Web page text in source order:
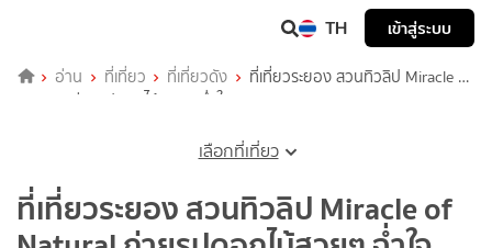
TH เข้าสู่ระบบ
อ่าน ที่เที่ยว ที่เที่ยวดัง
ที่เที่ยวระยอง สวนทิวลิป Miracle of
Natural ถ่ายรูปดอกไม้สวยๆ ฉ่ำใจ
เลือกที่เที่ยว
ที่เที่ยวระยอง สวนทิวลิป Miracle of